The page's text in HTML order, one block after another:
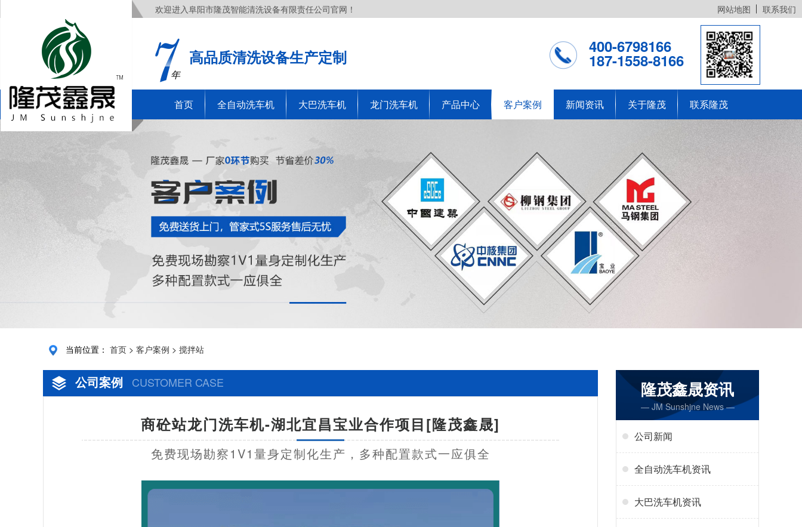
欢迎进入阜阳市隆茂智能清洗设备有限责任公司官网！ 网站地图 联系我们
年
高品质清洗设备生产定制
400-6798166
187-1558-8166
首页 全自动洗车机 大巴洗车机 龙门洗车机 产品中心 客户案例 新闻资讯 关于隆茂 联系隆茂
当前位置： 首页 > 客户案例 > 搅拌站
公司案例 CUSTOMER CASE
商砼站龙门洗车机-湖北宜昌宝业合作项目[隆茂鑫晟]
免费现场勘察1V1量身定制化生产，多种配置款式一应俱全
隆茂鑫晟资讯
— JM Sunshjne News —
公司新闻
全自动洗车机资讯
大巴洗车机资讯